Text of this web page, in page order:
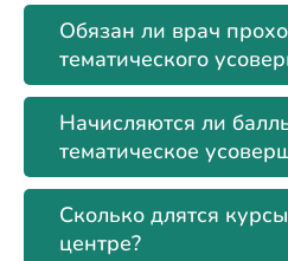
Обязан ли врач
тематического
Начисляются ли
тематическое
Сколько длятся
центре?